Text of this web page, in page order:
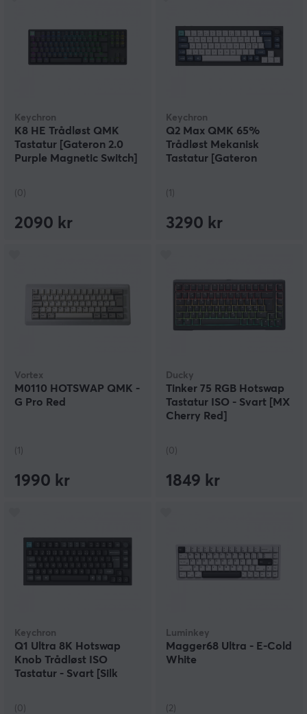
Keychron
K8 HE Trådløst QMK
Tastatur [Gateron 2.0
Purple Magnetic Switch]
(0)
2090 kr
Keychron
Q2 Max QMK 65%
Trådløst Mekanisk
Tastatur [Gateron
(1)
3290 kr
Vortex
M0110 HOTSWAP QMK -
G Pro Red
(1)
1990 kr
Ducky
Tinker 75 RGB Hotswap
Tastatur ISO - Svart [MX
Cherry Red]
(0)
1849 kr
Keychron
Q1 Ultra 8K Hotswap
Knob Trådløst ISO
Tastatur - Svart [Silk
(0)
Luminkey
Magger68 Ultra - E-Cold
White
(2)